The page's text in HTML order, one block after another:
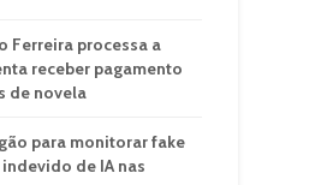
Ferreira processa a
receber pagamento
de novela
para monitorar fake
de IA nas